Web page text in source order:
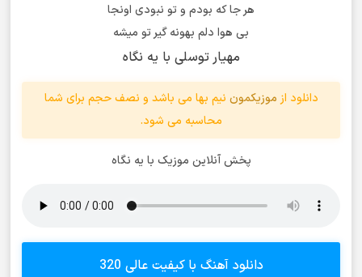
هر جا که بودم و تو نبودی اونجا
بی هوا دلم بهونه گیر تو میشه
مهیار توسلی با یه نگاه
دانلود ازموزیکمون نیم بها می باشد و نصف حجم برای شما
محاسبه می شود.
پخش آنلاین موزیک با یه نگاه
دانلود آهنگ با کیفیت عالی 320